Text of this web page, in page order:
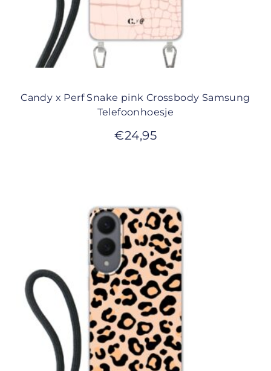
Candy x Perf Snake pink Crossbody Samsung
Telefoonhoesje
€24,95